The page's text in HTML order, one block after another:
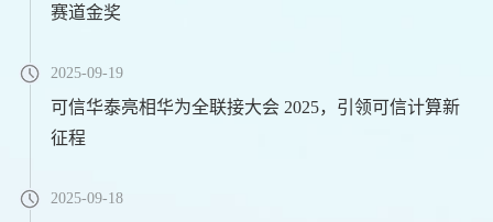
赛道金奖
2025-09-19
可信华泰亮相华为全联接大会 2025，引领可信计算新
征程
2025-09-18